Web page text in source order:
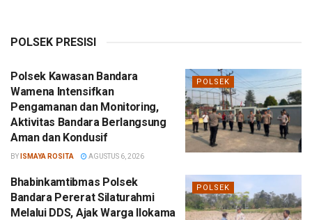
POLSEK PRESISI
POLSEK
Polsek Kawasan Bandara
Wamena Intensifkan
Pengamanan dan Monitoring,
Aktivitas Bandara Berlangsung
Aman dan Kondusif
BY ISMAYA ROSITA AGUSTUS 6, 2026
POLSEK
Bhabinkamtibmas Polsek
Bandara Pererat Silaturahmi
Melalui DDS, Ajak Warga Ilokama